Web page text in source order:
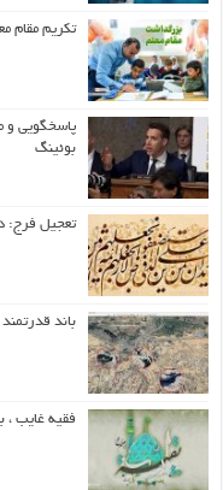
تکریم مقام
پاسخگویی و
بوئینگ
تعجیل فرج:
باند
فقیه غایب ،